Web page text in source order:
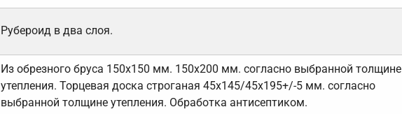
Рубероид в два слоя.
Из обрезного бруса 150х150 мм. 150х200 мм. согласно выбранной толщине
утепления. Торцевая доска строганая 45х145/45х195+/-5 мм. согласно
выбранной толщине утепления. Обработка антисептиком.